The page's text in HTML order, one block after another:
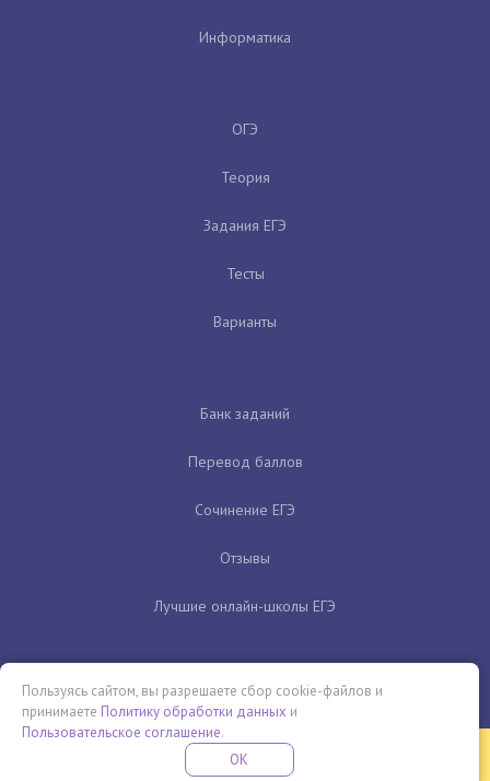
Информатика
ОГЭ
Теория
Задания ЕГЭ
Тесты
Варианты
Банк заданий
Перевод баллов
Сочинение ЕГЭ
Отзывы
Лучшие онлайн-школы ЕГЭ
Бесплатная летняя школа
ПРОВЕДИ ЭТО ЛЕТО С ПОЛЬЗОЙ
Пользуясь сайтом, вы разрешаете сбор cookie-файлов и
принимаете Политику обработки данных и
Пользовательское соглашение.
OK